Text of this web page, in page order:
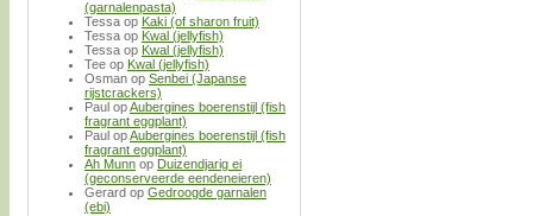
(garnalenpasta)
Tessa op Kaki (of sharon fruit)
Tessa op Kwal (jellyfish)
Tessa op Kwal (jellyfish)
Tee op Kwal (jellyfish)
Osman op Senbei (Japanse
rijstcrackers)
Paul opAubergines boerenstijl (fish
fragrant eggplant)
Paul opAubergines boerenstijl (fish
fragrant eggplant)
Ah Munn op Duizendjarig ei
(geconserveerde eendeneieren)
Gerard op Gedroogde garnalen
(ebi)